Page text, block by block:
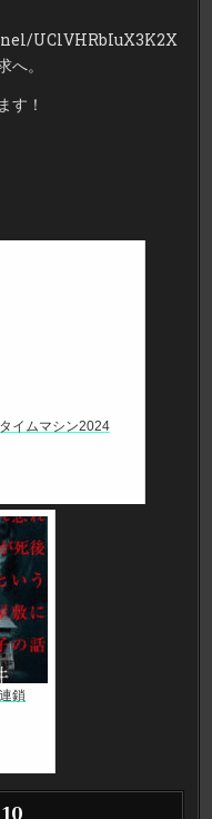
UClVHRbIuX3K2X
。
す！
タイムマシン2024
鎖